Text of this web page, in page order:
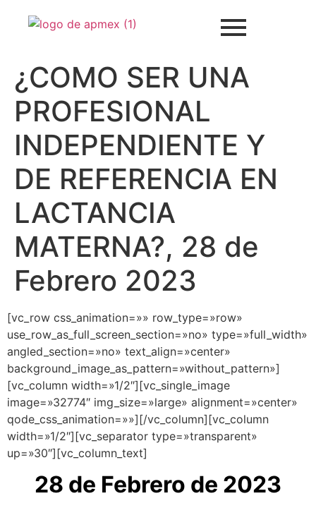
¿COMO SER UNA
PROFESIONAL
INDEPENDIENTE Y
DE REFERENCIA EN
LACTANCIA
MATERNA?, 28 de
Febrero 2023
[vc_row css_animation=»» row_type=»row»
use_row_as_full_screen_section=»no» type=»full_width»
angled_section=»no» text_align=»center»
background_image_as_pattern=»without_pattern»]
[vc_column width=»1/2″][vc_single_image
image=»32774″ img_size=»large» alignment=»center»
qode_css_animation=»»][/vc_column][vc_column
width=»1/2″][vc_separator type=»transparent»
up=»30″][vc_column_text]
28 de Febrero de 2023